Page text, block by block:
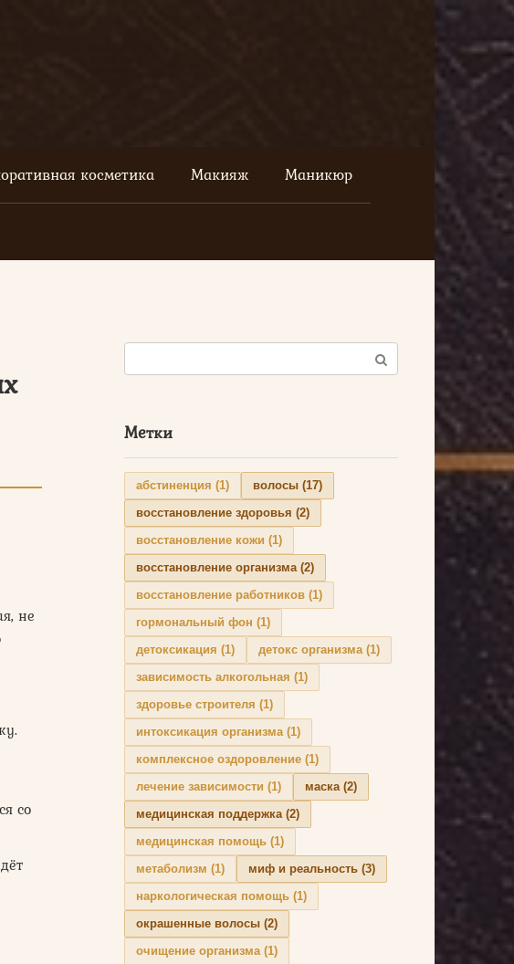
косметика Макияж Маникюр
не
со
Поиск:
Метки
абстиненция (1) волосы (17)
восстановление здоровья (2)
восстановление кожи (1)
восстановление организма(2)
восстановление работников (1)
гормональный фон (1)
детоксикация (1) детокс организма(1)
зависимость алкогольная (1)
здоровье строителя (1)
интоксикация организма(1)
комплексное оздоровление (1)
лечение зависимости (1) маска(2)
медицинская поддержка(2)
медицинская помощь (1)
метаболизм (1) миф и реальность (3)
наркологическая помощь (1)
окрашенные волосы (2)
очищение организма(1)